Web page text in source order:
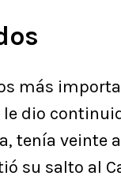
más
dio
tenía veinte
su salto al